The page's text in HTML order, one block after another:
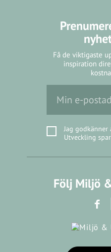
Få de viktigaste
inspiration
Jag
Utveckling
Följ Miljö